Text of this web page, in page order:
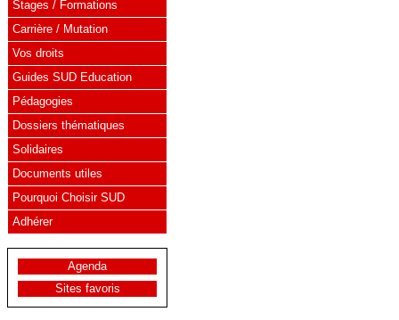
Stages / Formations
Carrière / Mutation
Vos droits
Guides SUD Education
Pédagogies
Dossiers thématiques
Solidaires
Documents utiles
Pourquoi Choisir SUD
Adhérer
Agenda
Sites favoris